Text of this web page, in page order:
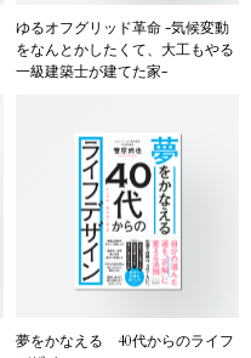
ゆるオフグリッド革命 -気候変動
をなんとかしたくて、大工もやる
一級建築士が建てた家-
夢をかなえる 40代からのライフ